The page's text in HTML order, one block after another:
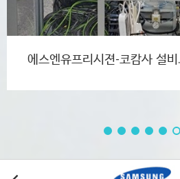
국도정밀 시화공장 탱크 철거…